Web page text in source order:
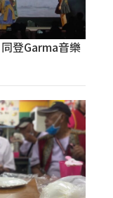
登Garma音樂